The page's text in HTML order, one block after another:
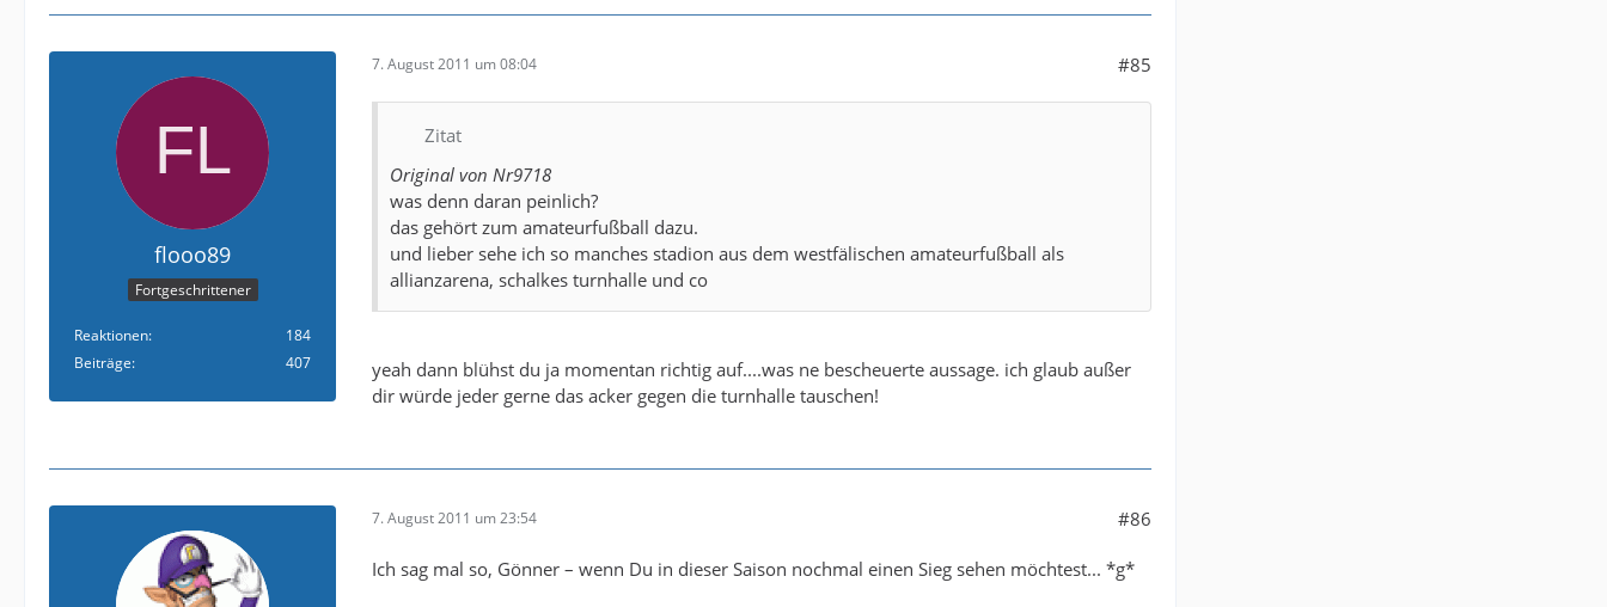
flooo89
Fortgeschrittener
Reaktionen
184
Beiträge
407
7. August 2011 um 08:04 #85
Zitat
Original von Nr9718
was denn daran peinlich?
das gehört zum amateurfußball dazu.
und lieber sehe ich so manches stadion aus dem westfälischen amateurfußball als
allianzarena, schalkes turnhalle und co
yeah dann blühst du ja momentan richtig auf....was ne bescheuerte aussage. ich glaub außer
dir würde jeder gerne das acker gegen die turnhalle tauschen!
7. August 2011 um 23:54 #86
Ich sag mal so, Gönner – wenn Du in dieser Saison nochmal einen Sieg sehen möchtest... *g*